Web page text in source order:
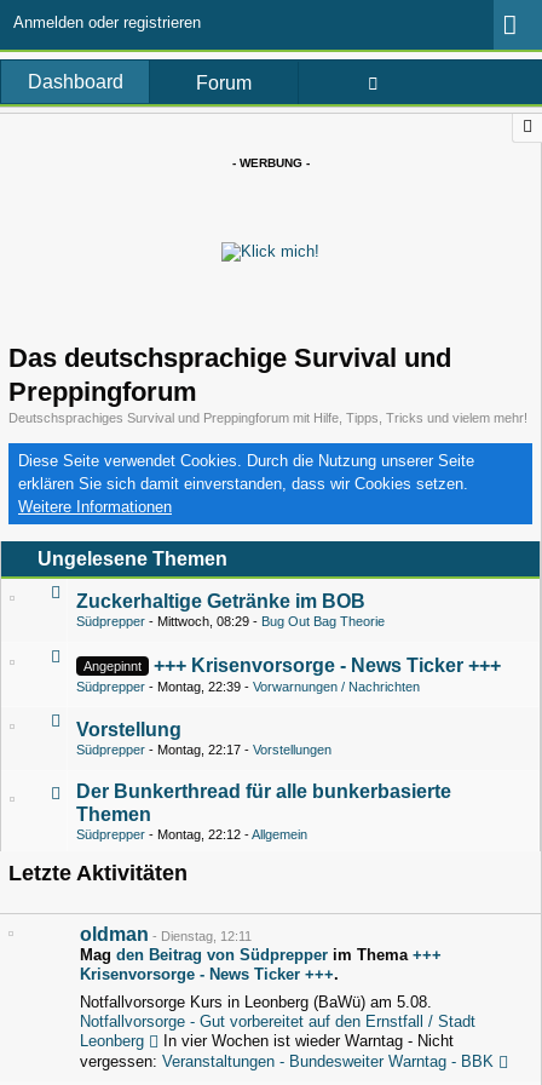
Anmelden oder registrieren
Dashboard Forum
- WERBUNG -
Das deutschsprachige Survival und
Preppingforum
Deutschsprachiges Survival und Preppingforum mit Hilfe, Tipps, Tricks und vielem mehr!
Diese Seite verwendet Cookies. Durch die Nutzung unserer Seite
erklären Sie sich damit einverstanden, dass wir Cookies setzen.
Weitere Informationen
Ungelesene Themen
Zuckerhaltige Getränke im BOB
Südprepper Mittwoch, 08:29 Bug Out Bag Theorie
Angepinnt +++ Krisenvorsorge - News Ticker +++
Südprepper Montag, 22:39 Vorwarnungen / Nachrichten
Vorstellung
Südprepper Montag, 22:17 Vorstellungen
Der Bunkerthread für alle bunkerbasierte
Themen
Südprepper Montag, 22:12 Allgemein
Letzte Aktivitäten
oldman - Dienstag, 12:11
Mag den Beitrag von Südprepper im Thema +++
Krisenvorsorge - News Ticker +++.
Notfallvorsorge Kurs in Leonberg (BaWü) am 5.08.
Notfallvorsorge - Gut vorbereitet auf den Ernstfall / Stadt
Leonberg
In vier Wochen ist wieder Warntag - Nicht
vergessen: Veranstaltungen - Bundesweiter Warntag - BBK